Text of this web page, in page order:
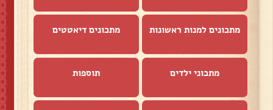
מתכונים למנות ראשונות מתכונים דיאטטים
מתכוני ילדים תוספות